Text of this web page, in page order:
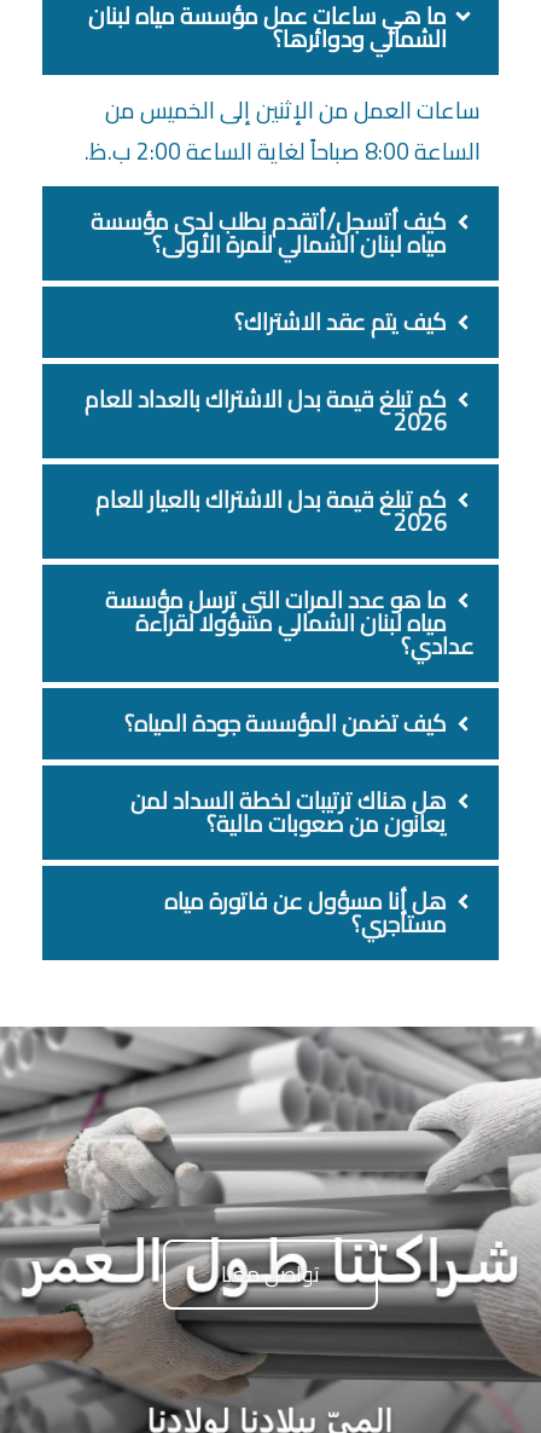
ما هي ساعات عمل مؤسسة مياه لبنان
الشمالي ودوائرها؟
ساعات العمل من الإثنين إلى الخميس من
الساعة 8:00 صباحاً لغاية الساعة 2:00 ب.ظ.
كيف أتسجل/أتقدم بطلب لدى مؤسسة
مياه لبنان الشمالي للمرة الأولى؟
كيف يتم عقد الاشتراك؟
كم تبلغ قيمة بدل الاشتراك بالعداد للعام
2026
كم تبلغ قيمة بدل الاشتراك بالعيار للعام
2026
ما هو عدد المرات التي ترسل مؤسسة
مياه لبنان الشمالي مسؤولا لقراءة
عدادي؟
كيف تضمن المؤسسة جودة المياه؟
هل هناك ترتيبات لخطة السداد لمن
يعانون من صعوبات مالية؟
هل أنا مسؤول عن فاتورة مياه
مستأجري؟
تواصل معنا